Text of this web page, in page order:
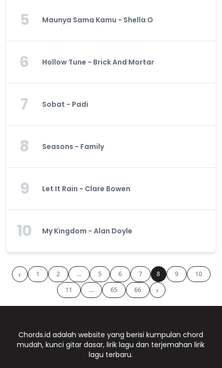
5 Maunya Sama Kamu - Shella O
6 Hollow Tune - Brick And Mortar
7 Sobat - Padi
8 Seasons - Family
9 Let It Rain - Clare Bowen
10 My Kingdom - Alan Doyle
‹ 1 2 ... 5 6 7 8 9
10
11
... 65 66 ›
Chords.id adalah website yang berisi kumpulan chord
mudah, kunci gitar dasar, lirik lagu dan terjemahan lirik
lagu terbaru.